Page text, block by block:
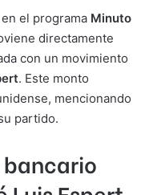
el programa Minuto
directamente
con un movimiento
. Este monto
mencionando
partido.